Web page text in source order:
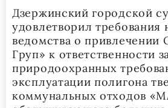
Дзержинский городской
удовлетворил требования
ведомства о
Груп» к ответственности
природоохранных
эксплуатации полигона
коммунальных отходов